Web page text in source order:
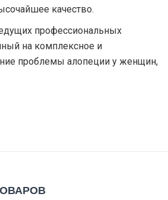
качество.
профессиональных
на комплексное и
проблемы алопеции у женщин,